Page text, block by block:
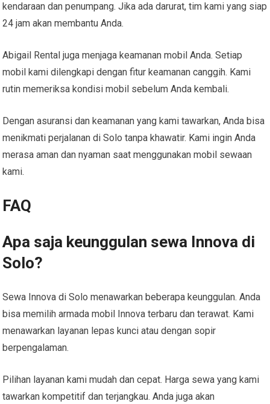
kendaraan dan penumpang. Jika ada darurat, tim kami yang siap
24 jam akan membantu Anda.
Abigail Rental juga menjaga keamanan mobil Anda. Setiap
mobil kami dilengkapi dengan fitur keamanan canggih. Kami
rutin memeriksa kondisi mobil sebelum Anda kembali.
Dengan asuransi dan keamanan yang kami tawarkan, Anda bisa
menikmati perjalanan di Solo tanpa khawatir. Kami ingin Anda
merasa aman dan nyaman saat menggunakan mobil sewaan
kami.
FAQ
Apa saja keunggulan sewa Innova di
Solo?
Sewa Innova di Solo menawarkan beberapa keunggulan. Anda
bisa memilih armada mobil Innova terbaru dan terawat. Kami
menawarkan layanan lepas kunci atau dengan sopir
berpengalaman.
Pilihan layanan kami mudah dan cepat. Harga sewa yang kami
tawarkan kompetitif dan terjangkau. Anda juga akan